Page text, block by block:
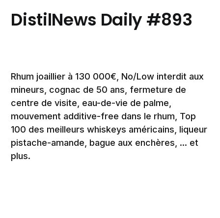
DistilNews Daily #893
Rhum joaillier à 130 000€, No/Low interdit aux
mineurs, cognac de 50 ans, fermeture de
centre de visite, eau-de-vie de palme,
mouvement additive-free dans le rhum, Top
100 des meilleurs whiskeys américains, liqueur
pistache-amande, bague aux enchères, ... et
plus.